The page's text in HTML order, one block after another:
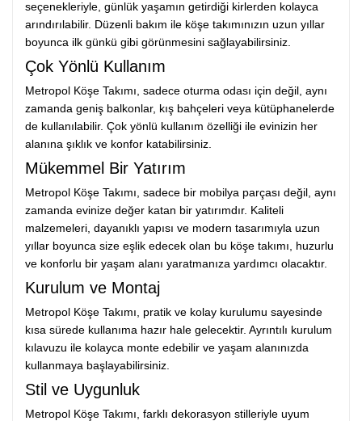
seçenekleriyle, günlük yaşamın getirdiği kirlerden kolayca
arındırılabilir. Düzenli bakım ile köşe takımınızın uzun yıllar
boyunca ilk günkü gibi görünmesini sağlayabilirsiniz.
Çok Yönlü Kullanım
Metropol Köşe Takımı, sadece oturma odası için değil, aynı
zamanda geniş balkonlar, kış bahçeleri veya kütüphanelerde
de kullanılabilir. Çok yönlü kullanım özelliği ile evinizin her
alanına şıklık ve konfor katabilirsiniz.
Mükemmel Bir Yatırım
Metropol Köşe Takımı, sadece bir mobilya parçası değil, aynı
zamanda evinize değer katan bir yatırımdır. Kaliteli
malzemeleri, dayanıklı yapısı ve modern tasarımıyla uzun
yıllar boyunca size eşlik edecek olan bu köşe takımı, huzurlu
ve konforlu bir yaşam alanı yaratmanıza yardımcı olacaktır.
Kurulum ve Montaj
Metropol Köşe Takımı, pratik ve kolay kurulumu sayesinde
kısa sürede kullanıma hazır hale gelecektir. Ayrıntılı kurulum
kılavuzu ile kolayca monte edebilir ve yaşam alanınızda
kullanmaya başlayabilirsiniz.
Stil ve Uygunluk
Metropol Köşe Takımı, farklı dekorasyon stilleriyle uyum